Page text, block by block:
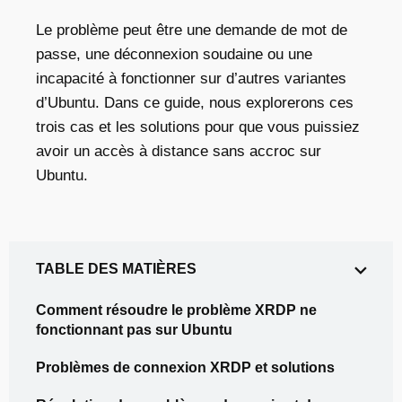
Le problème peut être une demande de mot de
passe, une déconnexion soudaine ou une
incapacité à fonctionner sur d’autres variantes
d’Ubuntu. Dans ce guide, nous explorerons ces
trois cas et les solutions pour que vous puissiez
avoir un accès à distance sans accroc sur
Ubuntu.
TABLE DES MATIÈRES
Comment résoudre le problème XRDP ne
fonctionnant pas sur Ubuntu
Problèmes de connexion XRDP et solutions